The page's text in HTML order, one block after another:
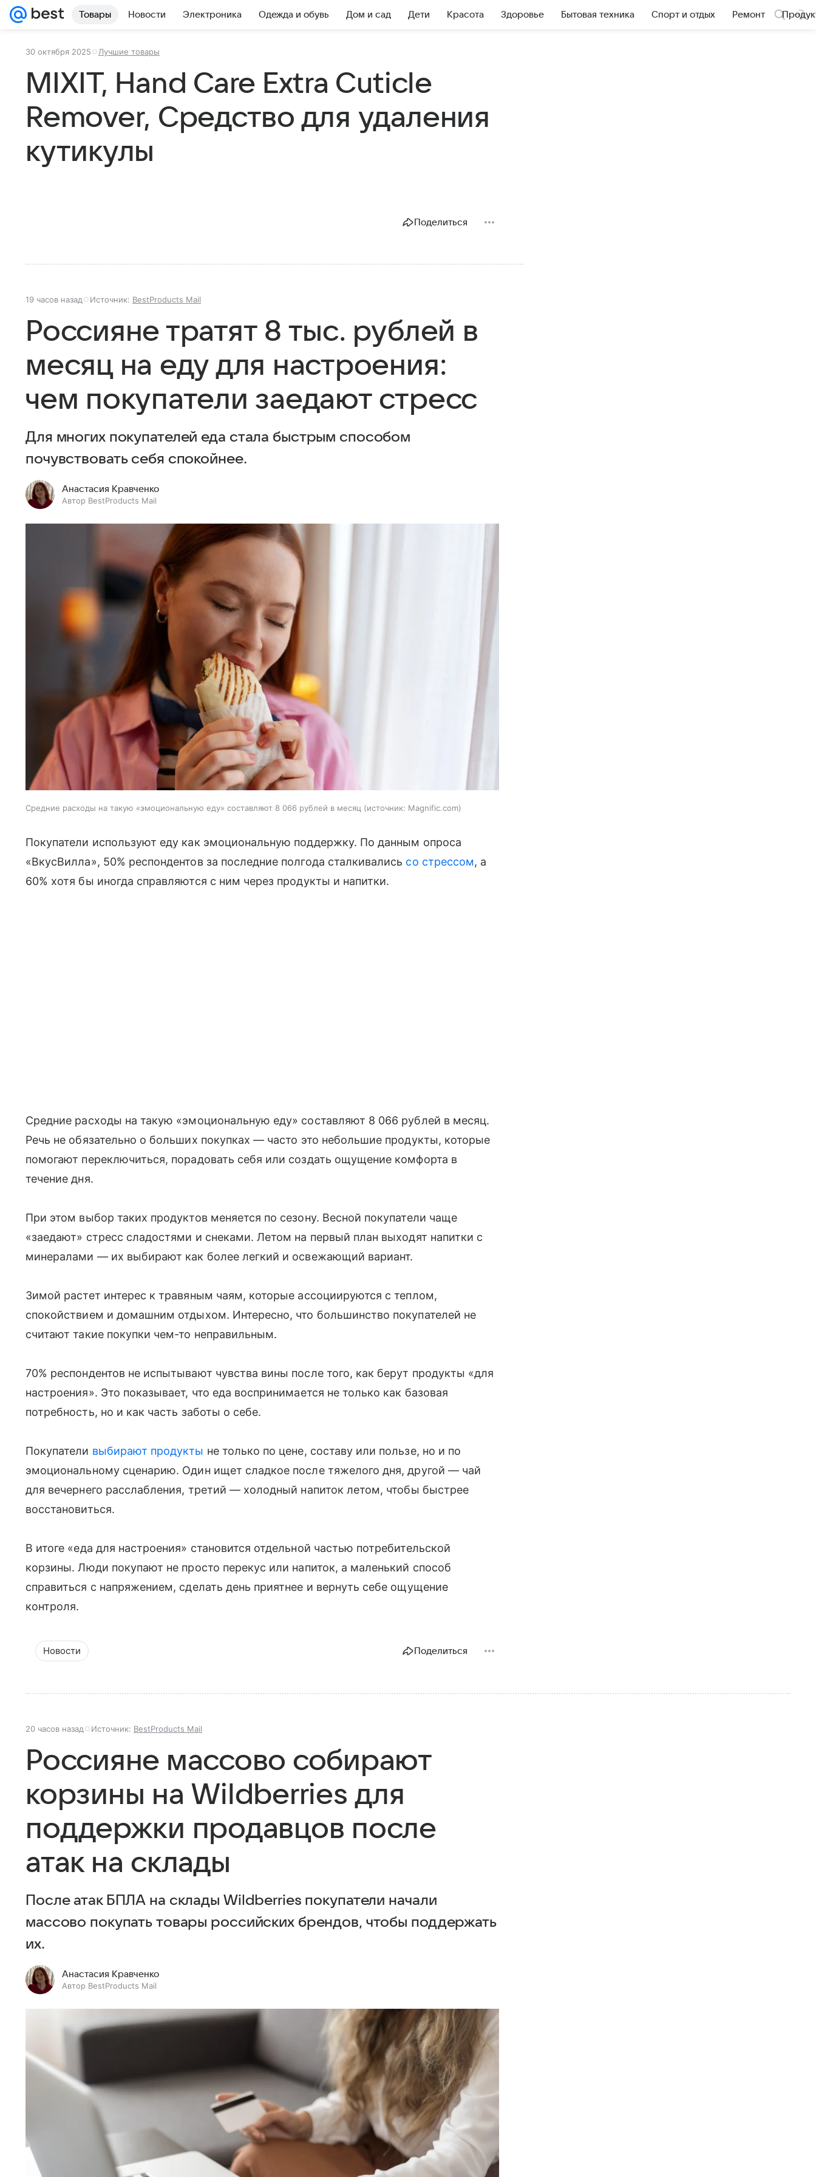
Товары Новости Электроника Одежда и обувь Дом и сад Дети Красота Здоровье Бытовая техника Спорт и отдых Ремонт
30 октября 2025 Лучшие товары
MIXIT, Hand Care Extra Cuticle
Remover, Средство для удаления
кутикулы
Поделиться
19 часов назад Источник: BestProducts Mail
Россияне тратят 8 тыс. рублей в
месяц на еду для настроения:
чем покупатели заедают стресс
Для многих покупателей еда стала быстрым способом
почувствовать себя спокойнее.
Анастасия Кравченко
Автор BestProducts Mail
Средние расходы на такую «эмоциональную еду» составляют 8 066 рублей в месяц источник: Magnific.com
Покупатели используют еду как эмоциональную поддержку. По данным опроса
«ВкусВилла», 50% респондентов за последние полгода сталкивались со стрессом, а
60% хотя бы иногда справляются с ним через продукты и напитки.
Средние расходы на такую «эмоциональную еду» составляют 8 066 рублей в месяц.
Речь не обязательно о больших покупках — часто это небольшие продукты, которые
помогают переключиться, порадовать себя или создать ощущение комфорта в
течение дня.
При этом выбор таких продуктов меняется по сезону. Весной покупатели чаще
«заедают» стресс сладостями и снеками. Летом на первый план выходят напитки с
минералами — их выбирают как более легкий и освежающий вариант.
Зимой растет интерес к травяным чаям, которые ассоциируются с теплом,
спокойствием и домашним отдыхом. Интересно, что большинство покупателей не
считают такие покупки чем-то неправильным.
70% респондентов не испытывают чувства вины после того, как берут продукты «для
настроения». Это показывает, что еда воспринимается не только как базовая
потребность, но и как часть заботы о себе.
Покупатели выбирают продукты не только по цене, составу или пользе, но и по
эмоциональному сценарию. Один ищет сладкое после тяжелого дня, другой — чай
для вечернего расслабления, третий — холодный напиток летом, чтобы быстрее
восстановиться.
В итоге «еда для настроения» становится отдельной частью потребительской
корзины. Люди покупают не просто перекус или напиток, а маленький способ
справиться с напряжением, сделать день приятнее и вернуть себе ощущение
контроля.
Новости Поделиться
20 часов назад Источник: BestProducts Mail
Россияне массово собирают
корзины на Wildberries для
поддержки продавцов после
атак на склады
После атак БПЛА на склады Wildberries покупатели начали
массово покупать товары российских брендов, чтобы поддержать
их.
Анастасия Кравченко
Автор BestProducts Mail